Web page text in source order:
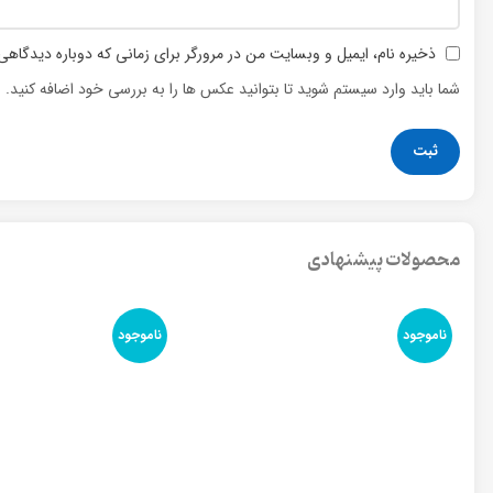
ذخیره نام، ایمیل و وبسایت من در مرورگر برای زمانی که دوباره
شما باید وارد سیستم شوید تا بتوانید عکس ها را به بررسی خود اضافه کنید.
محصولات پیشنهادی
ناموجود ناموجود